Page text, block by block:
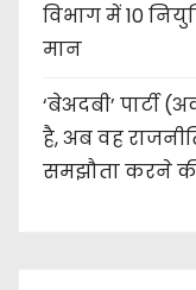
विभाग में 10
मान
‘बेअदबी’ पार्टी
है, अब वह
समझौता करने